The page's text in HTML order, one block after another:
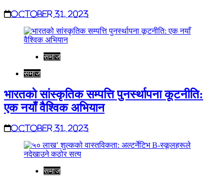
October 31, 2023
समाज
समाज
भारतको सांस्कृतिक सम्पत्ति पुनर्स्थापना कूटनीति:
एक नयाँ वैश्विक अभियान
October 31, 2023
समाज